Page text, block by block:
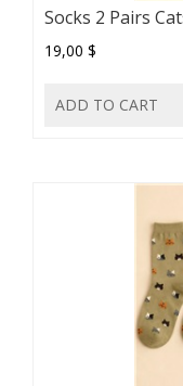
Socks 2 Pairs
19,00 $
ADD TO CART